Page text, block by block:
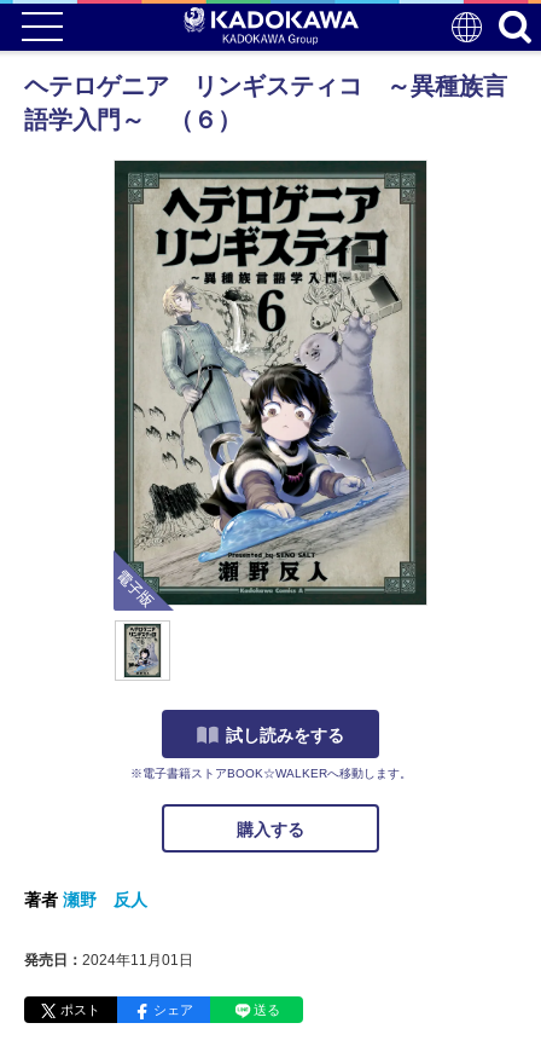
ヘテロゲニア リンギスティコ ～異種族言
語学入門～ （６）
電子版
試し読みをする
※電子書籍ストアBOOK☆WALKERへ移動します。
購入する
著者 瀬野 反人
発売日： 2024年11月01日
ポスト シェア 送る